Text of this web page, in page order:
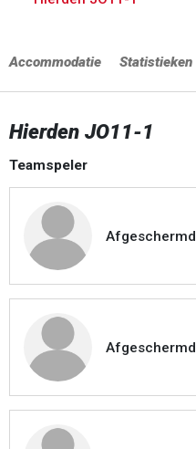
Accommodatie Statistieken
Hierden JO11-1
Teamspeler
Afgeschermd
Afgeschermd